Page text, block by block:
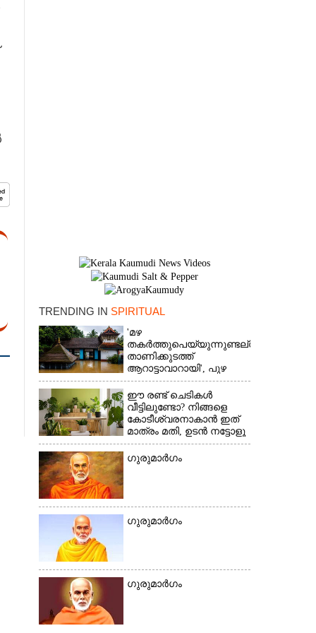
TRENDING IN SPIRITUAL
'മഴ
തകർത്തുപെയ്യുന്നുണ്ടല്ലോ,​
താണിക്കുടത്ത്
ആറാട്ടാവാറായി', പുഴ
ശ്രീകോവിലിലെത്തുന്ന
അപൂർവ്വ കാഴ്ച
ഈ രണ്ട് ചെടികൾ
വീട്ടിലുണ്ടോ?​ നിങ്ങളെ
കോടീശ്വരനാകാൻ ഇത്
മാത്രം മതി,​ ഉടൻ നട്ടോളൂ
ഗുരുമാ‌ർഗം
ഗുരുമാർഗം
ഗുരുമാർഗം
×